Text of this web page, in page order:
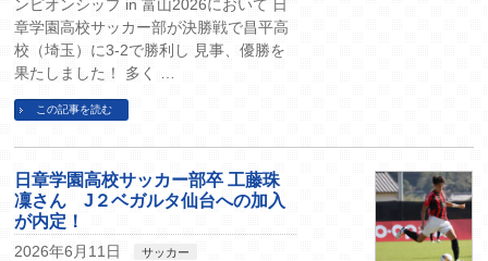
ンピオンシップ in 富山2026において 日
章学園高校サッカー部が決勝戦で昌平高
校（埼玉）に3-2で勝利し 見事、優勝を
果たしました！ 多く …
この記事を読む
日章学園高校サッカー部卒 工藤珠
凜さん J２ベガルタ仙台への加入
が内定！
2026年6月11日 サッカー